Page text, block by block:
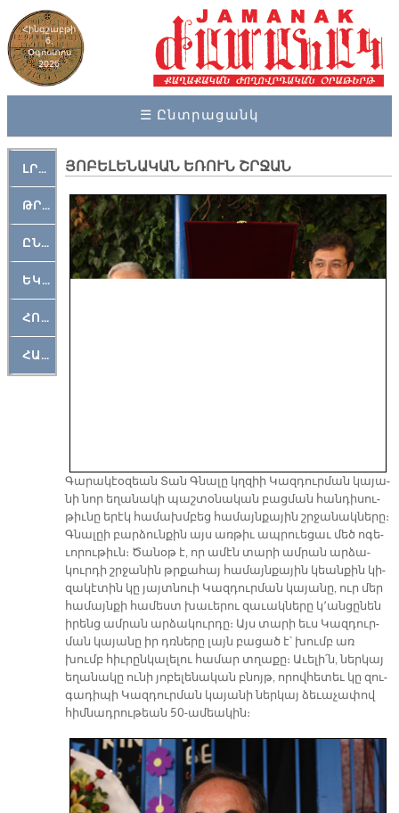
Հինգշաբթի
6,
Օգոստոս
2026
☰ Ընտրացանկ
ԼՐԱՀՈՍ
ԹՐՔԱՀԱՅ ԿԵԱՆՔ
ԸՆԿԵՐԱՄՇԱԿՈՒԹԱՅԻՆ
ԵԿԵՂԵՑԱԿԱՆ
ՀՈԳԵՄՏԱՒՈՐ
ՀԱՐԹԱԿ
ՅՈԲԵԼԵՆԱԿԱՆ ԵՌՈՒՆ ՇՐՋԱՆ
Գա­րա­կէօ­զեան Տան Գնա­լը կղզիի Կազ­դուր­ման կա­յա­
նի նոր ե­ղա­նա­կի պաշ­տօ­նա­կան բաց­ման հան­դի­սու­
թիւ­նը ե­րէկ հա­մախմ­բեց հա­մայն­քա­յին շրջա­նակ­նե­րը։
Գնա­լըի բար­ձուն­քին այս առ­թիւ ապ­րուե­ցաւ մեծ ո­գե­
ւո­րու­թիւն։ Ծա­նօթ է, որ ա­մէն տա­րի ամ­րան ար­ձա­
կուր­դի շրջա­նին թրքա­հայ հա­մայն­քա­յին կեան­քին կի­
զա­կէ­տին կը յայտ­նուի Կազ­դուր­ման կա­յա­նը, ուր մեր
հա­մայն­քի հա­մեստ խա­ւե­րու զա­ւակ­նե­րը կ՚ան­ցը­նեն
ի­րենց ամ­րան ար­ձա­կուր­դը։ Այս տա­րի եւս Կազ­դուր­
ման կա­յա­նը իր դռնե­րը լայն բա­ցած է՝ խումբ առ
խումբ հիւ­րըն­կա­լե­լու հա­մար տղա­քը։ Ա­ւե­լի՛ն, ներ­կայ
ե­ղա­նա­կը ու­նի յո­բե­լե­նա­կան բնոյթ, ո­րով­հե­տեւ կը զու­
գա­դի­պի Կազ­դուր­ման կա­յա­նի ներ­կայ ձե­ւա­չա­փով
հիմ­նադ­րու­թեան 50-ա­մեա­կին։